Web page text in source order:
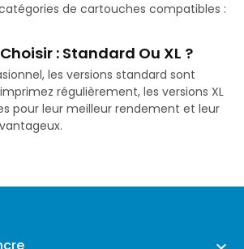
de cartouches compatibles :
: Standard Ou XL ?
les versions standard sont
régulièrement, les versions XL
pour leur meilleur rendement et leur